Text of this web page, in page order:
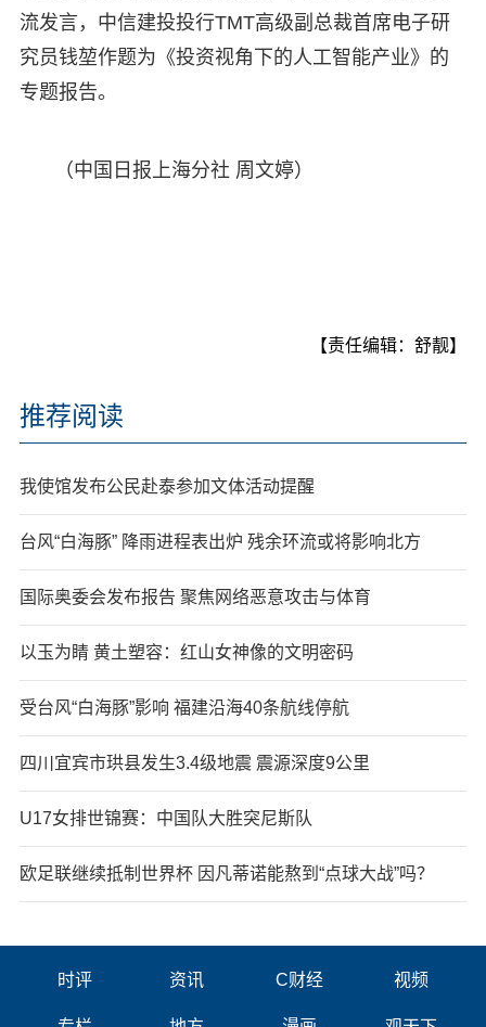
流发言，中信建投投行TMT高级副总裁首席电子研
究员钱堃作题为《投资视角下的人工智能产业》的
专题报告。
（中国日报上海分社 周文婷）
【责任编辑：舒靓】
推荐阅读
我使馆发布公民赴泰参加文体活动提醒
台风“白海豚” 降雨进程表出炉 残余环流或将影响北方
国际奥委会发布报告 聚焦网络恶意攻击与体育
以玉为睛 黄土塑容：红山女神像的文明密码
受台风“白海豚”影响 福建沿海40条航线停航
四川宜宾市珙县发生3.4级地震 震源深度9公里
U17女排世锦赛：中国队大胜突尼斯队
欧足联继续抵制世界杯 因凡蒂诺能熬到“点球大战”吗？
时评 资讯 C财经 视频